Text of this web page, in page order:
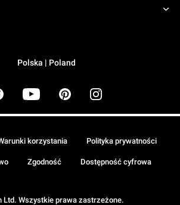
Polska | Poland
Ltd. Wszystkie prawa zastrzeżone.
korzystania Polityka prywatności
Zgodność Dostępność cyfrowa